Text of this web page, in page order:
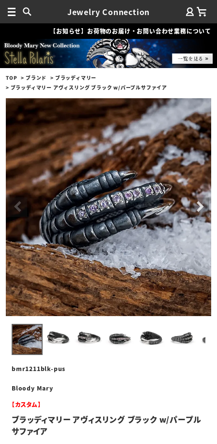
Jewelry Connection
【お知らせ】お荷物のお届け・お問い合わせ業務について
TOP ブランド
ブラッディマリー
ブラッディマリー アヴィスリング ブラック w/パープルサファイア
bmr1211blk-pus
Bloody Mary
【カスタム】
ブラッディマリー アヴィスリング ブラック w/パープル
サファイア